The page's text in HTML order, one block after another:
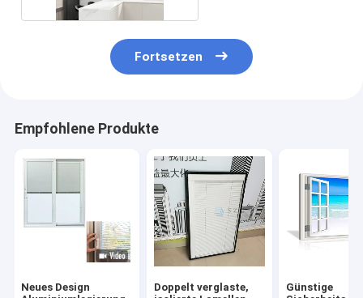
Fortsetzen
Empfohlene Produkte
Neues Design
Doppelt verglaste,
Günstige